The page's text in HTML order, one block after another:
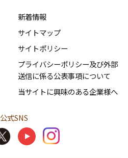
新着情報
サイトマップ
サイトポリシー
プライバシーポリシー及び外部
送信に係る公表事項について
当サイトに興味のある企業様へ
公式SNS